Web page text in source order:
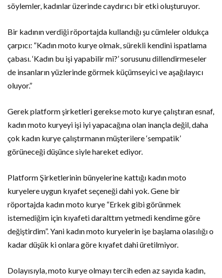
söylemler, kadınlar üzerinde caydırıcı bir etki oluşturuyor.
Bir kadının verdiği röportajda kullandığı şu cümleler oldukça
çarpıcı: “Kadın moto kurye olmak, sürekli kendini ispatlama
çabası. ‘Kadın bu işi yapabilir mi?’ sorusunu dillendirmeseler
de insanların yüzlerinde görmek küçümseyici ve aşağılayıcı
oluyor.”
Gerek platform şirketleri gerekse moto kurye çalıştıran esnaf,
kadın moto kuryeyi işi iyi yapacağına olan inançla değil, daha
çok kadın kurye çalıştırmanın müşterilere ‘sempatik’
görüneceği düşünce siyle hareket ediyor.
Platform Şirketlerinin bünyelerine kattığı kadın moto
kuryelere uygun kıyafet seçeneği dahi yok. Gene bir
röportajda kadın moto kurye “Erkek gibi görünmek
istemediğim için kıyafeti daralttım yetmedi kendime göre
değiştirdim”. Yani kadın moto kuryelerin işe başlama olasılığı o
kadar düşük ki onlara göre kıyafet dahi üretilmiyor.
Dolayısıyla, moto kurye olmayı tercih eden az sayıda kadın,